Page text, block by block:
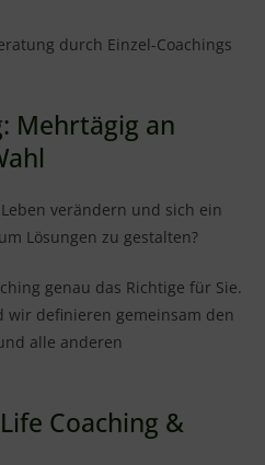
durch Einzel-Coachings
Mehrtägig an
verändern und sich ein
Lösungen zu gestalten?
genau das Richtige für Sie.
wir definieren gemeinsam den
alle anderen
Coaching &